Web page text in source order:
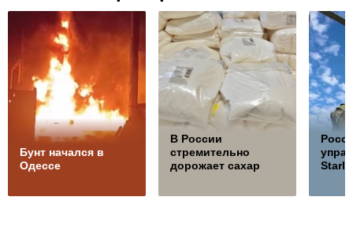
Бунт начался в
Одессе
В России
стремительно
дорожает сахар